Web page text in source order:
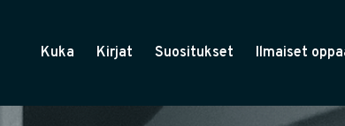
Kuka Kirjat Suositukset Ilmaiset